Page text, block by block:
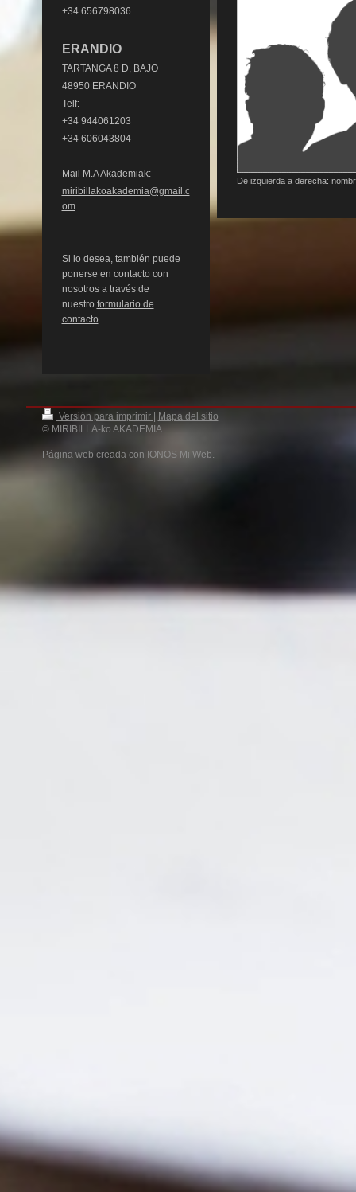
De izquierda a derecha:
+34 656798036
ERANDIO
TARTANGA 8 D, BAJO
48950 ERANDIO
Telf:
+34 944061203
+34 606043804
Mail M.A Akademiak:
miribillakoakademia@gmail.c
om
Si lo desea, también puede
ponerse en contacto con
nosotros a través de
nuestro formulario de
contacto.
Versión para imprimir
Mapa del sitio
© MIRIBILLA-ko AKADEMIA
Página web creada con IONOS Mi Web.